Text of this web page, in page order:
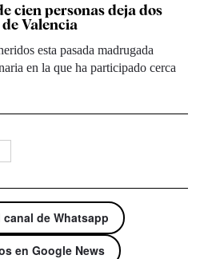
cien personas deja dos
Valencia
esta pasada madrugada
en la que ha participado cerca
canal de Whatsapp
en Google News